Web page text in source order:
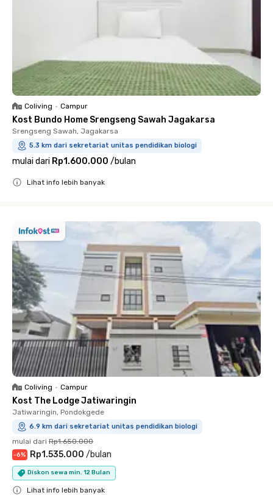
Coliving • Campur
Kost Bundo Home Srengseng Sawah Jagakarsa
Srengseng Sawah, Jagakarsa
5.3 km dari sekretariat unitas pendidikan biologi
mulai dari Rp1.600.000 /bulan
Lihat info lebih banyak
Coliving • Campur
Kost The Lodge Jatiwaringin
Jatiwaringin, Pondokgede
6.9 km dari sekretariat unitas pendidikan biologi
mulai dari Rp1.650.000
-6% Rp1.535.000 /bulan
Diskon sewa min. 12 Bulan
Lihat info lebih banyak